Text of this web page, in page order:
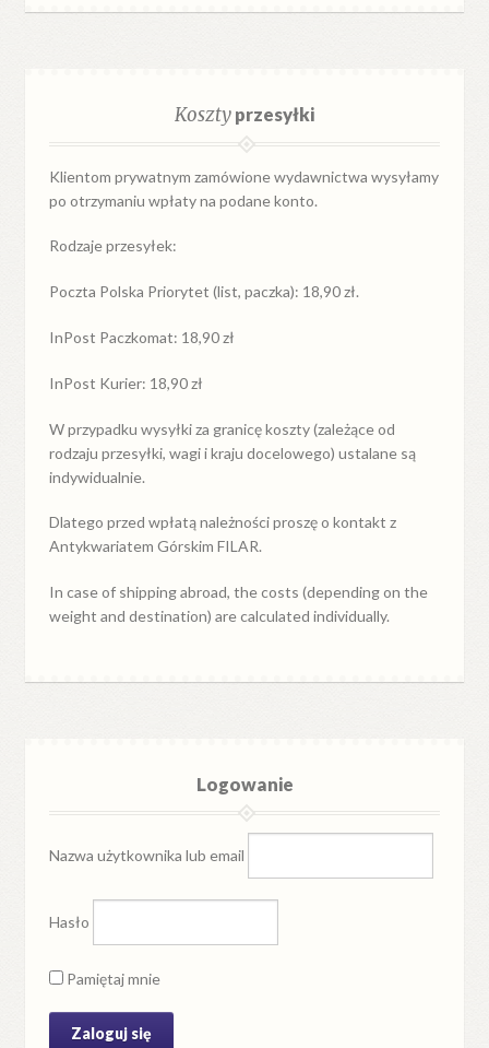
Kosztyprzesyłki
Klientom prywatnym zamówione wydawnictwa wysyłamy
po otrzymaniu wpłaty na podane konto.
Rodzaje przesyłek:
Poczta Polska Priorytet (list, paczka): 18,90 zł.
InPost Paczkomat: 18,90 zł
InPost Kurier: 18,90 zł
W przypadkuwysyłkiza granicękoszty (zależące od
rodzaju przesyłki, wagi i kraju docelowego) ustalane są
indywidualnie.
Dlatego przed wpłatą należności proszę o kontakt z
Antykwariatem Górskim FILAR.
In case of shipping abroad, the costs (depending on the
weight and destination) are calculated individually.
Logowanie
Nazwa użytkownika lub email
Hasło
Pamiętaj mnie